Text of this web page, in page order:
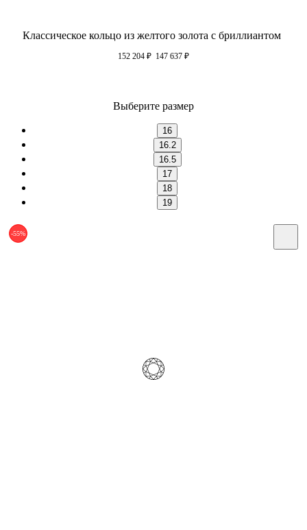
Классическое кольцо из желтого золота с бриллиантом
152 204 ₽ 147 637 ₽
Выберите размер
16
16.2
16.5
17
18
19
-55%